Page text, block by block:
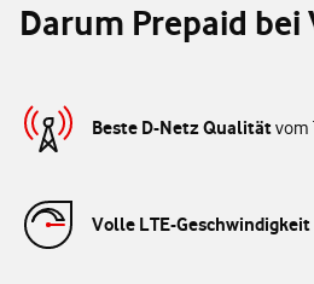
Darum Prepaid bei
Beste D-Netz Qualitätvom
Volle LTE-Geschwindigkeit